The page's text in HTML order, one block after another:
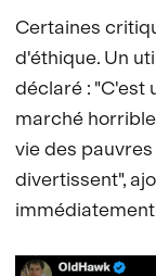
Certaines
d'éthique. Un
déclaré : "C'est
marché
vie des
divertissent",